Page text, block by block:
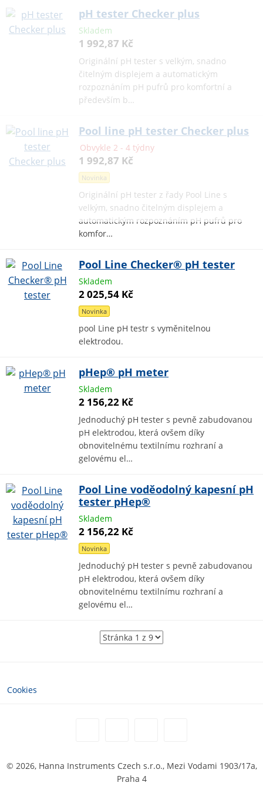
pH tester Checker plus
Skladem
1 992,87 Kč
Originální pH tester s velkým, snadno
čitelným displejem a automatickým
rozpoznáním pH pufrů pro komfortní a
především b…
Pool line pH tester Checker plus
Obvykle 2 - 4 týdny
1 992,87 Kč
Novinka
Originální pH tester z řady Pool Line s
velkým, snadno čitelným displejem a
automatickým rozpoznáním pH pufrů pro
komfor…
Pool Line Checker® pH tester
Skladem
2 025,54 Kč
Novinka
pool Line pH testr s vyměnitelnou
elektrodou.
pHep® pH meter
Skladem
2 156,22 Kč
Jednoduchý pH tester s pevně zabudovanou
pH elektrodou, která ovšem díky
obnovitelnému textilnímu rozhraní a
gelovému el…
Pool Line voděodolný kapesní pH
tester pHep®
Skladem
2 156,22 Kč
Novinka
Jednoduchý pH tester s pevně zabudovanou
pH elektrodou, která ovšem díky
obnovitelnému textilnímu rozhraní a
gelovému el…
Cookies
© 2026, Hanna Instruments Czech s.r.o., Mezi Vodami 1903/17a,
Praha 4